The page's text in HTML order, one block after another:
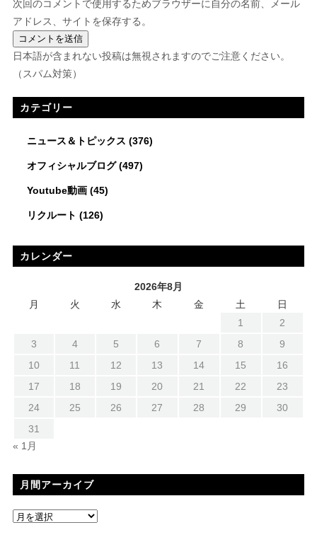
次回のコメントで使用するためブラウザーに自分の名前、メール
アドレス、サイトを保存する。
日本語が含まれない投稿は無視されますのでご注意ください。
（スパム対策）
カテゴリー
ニュース＆トピックス (376)
オフィシャルブログ(497)
Youtube動画(45)
リクルート (126)
カレンダー
2026年8月
月
火 水 木 金 土
日
1
2
3
4 5 6 7 8
9
10
11 12 13 14 15
16
17
18 19 20 21 22
23
24
25 26 27 28 29
30
31
« 1月
月間アーカイブ